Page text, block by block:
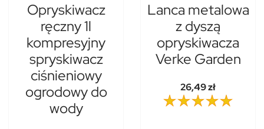
Opryskiwacz
ręczny 1l
kompresyjny
spryskiwacz
ciśnieniowy
ogrodowy do
wody
Lanca metalowa
z dyszą
opryskiwacza
Verke Garden
26,49 zł